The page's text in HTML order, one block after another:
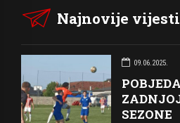
Najnovije vijesti
09.06.2025.
SEZONE